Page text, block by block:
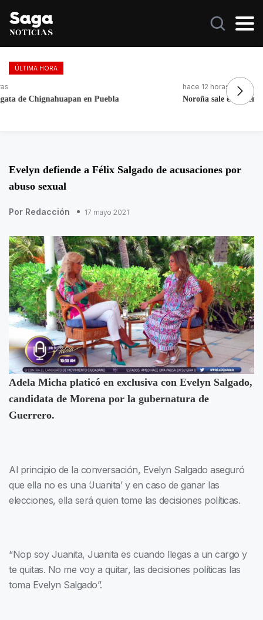
ÚLTIMA HORA
Noroña sale en defensa de Nay Salvatori y Grace Palomares
Evelyn defiende a Félix Salgado de acusaciones por
abuso sexual
Por Redacción 17 mayo 2021
Adela Micha platicó en exclusiva con Evelyn Salgado,
candidata de Morena por la gubernatura de
Guerrero.
Al principio de la conversación, Evelyn Salgado aseguró
que ella no es una ‘Juanita’ y en caso de ganar las
elecciones, ella será quien tome las decisiones políticas.
“Nop soy Juanita, Juanita es cuando llegas a un cargo y
te quitas. No me voy a quitar, las decisiones políticas las
toma Evelyn Salgado”.